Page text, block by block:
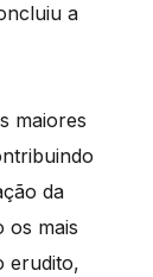
a
maiores
da
os mais
erudito,